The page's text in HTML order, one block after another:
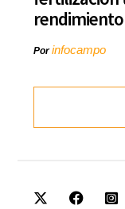
rendimiento
Porinfocampo